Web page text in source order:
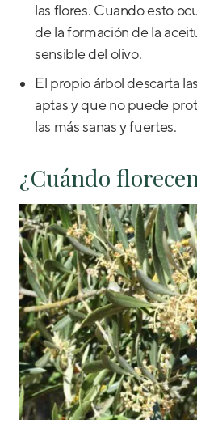
las flores. Cuando esto
de la formación de la
sensible del olivo.
El propio árbol descarta
aptas y que no puede
las más sanas y fuertes.
¿Cuándo